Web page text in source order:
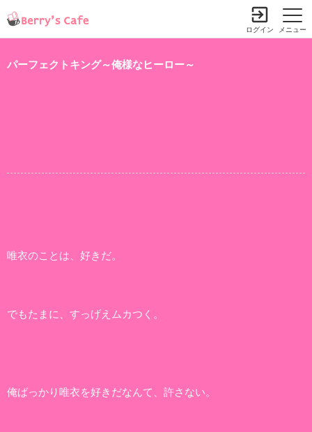
メニュー
ログイン
パーフェクトキング～俺様なヒーロー～
唯衣のことは、好きだ。
でもたまに、すっげえムカつく。
俺ばっかり唯衣を好きだなんて、許さない。